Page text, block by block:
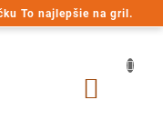
To najlepšie na gril.